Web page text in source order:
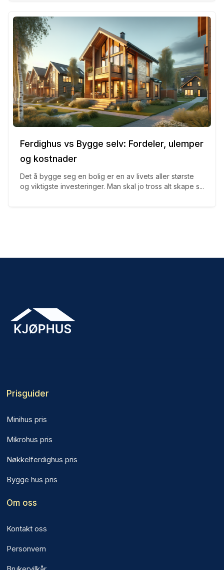
Ferdighus vs Bygge selv: Fordeler, ulemper
og kostnader
Det å bygge seg en bolig er en av livets aller største
og viktigste investeringer. Man skal jo tross alt skape s...
Prisguider
Minihus pris
Mikrohus pris
Nøkkelferdighus pris
Bygge hus pris
Om oss
Kontakt oss
Personvern